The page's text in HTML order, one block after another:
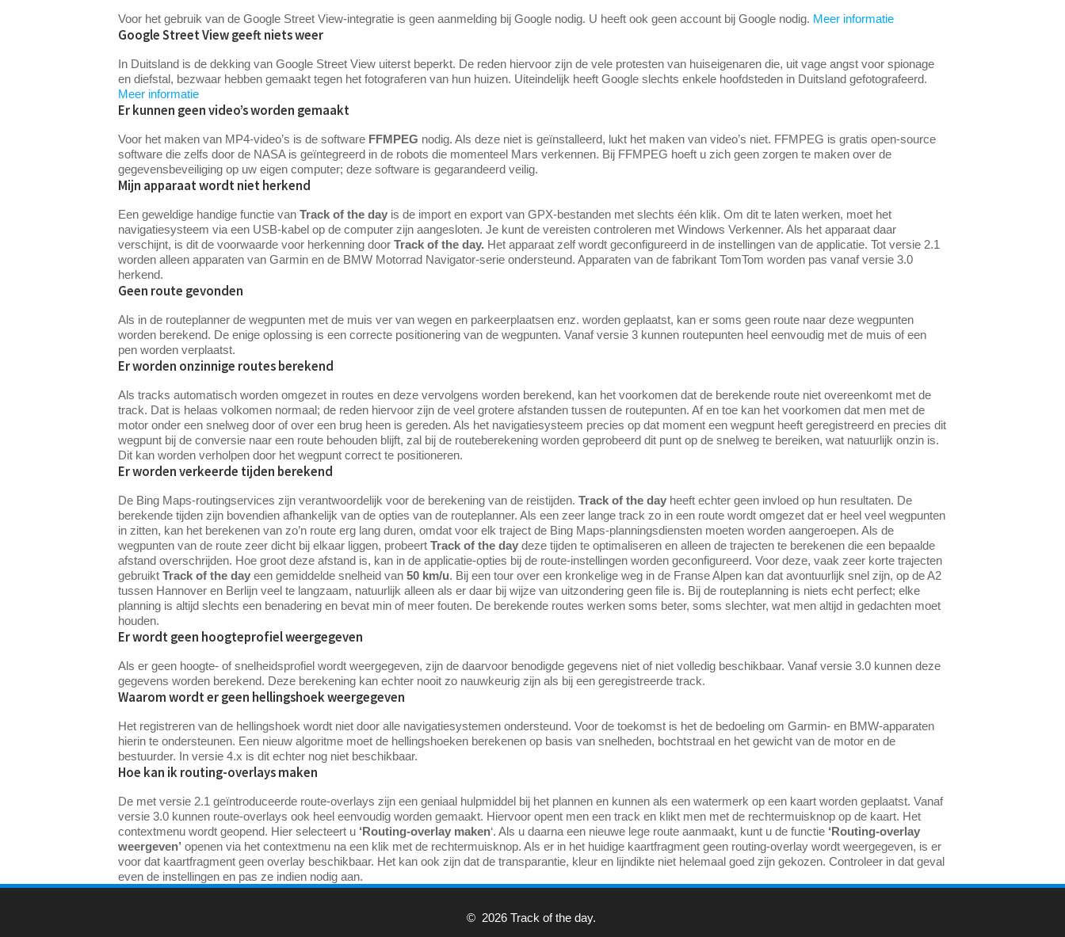
Voor het gebruik van de Google Street View-integratie is geen aanmelding bij Google nodig. U heeft ook geen account bij Google nodig. Meer informatie
Google Street View geeft niets weer
In Duitsland is de dekking van Google Street View uiterst beperkt. De reden hiervoor zijn de vele protesten van huiseigenaren die, uit vage angst voor spionage
en diefstal, bezwaar hebben gemaakt tegen het fotograferen van hun huizen. Uiteindelijk heeft Google slechts enkele hoofdsteden in Duitsland gefotografeerd.
Meer informatie
Er kunnen geen video’s worden gemaakt
Voor het maken van MP4-video’s is de software FFMPEG nodig. Als deze niet is geïnstalleerd, lukt het maken van video’s niet. FFMPEG is gratis open-source
software die zelfs door de NASA is geïntegreerd in de robots die momenteel Mars verkennen. Bij FFMPEG hoeft u zich geen zorgen te maken over de
gegevensbeveiliging op uw eigen computer; deze software is gegarandeerd veilig.
Mijn apparaat wordt niet herkend
Een geweldige handige functie vanTrack of the day is de import en export van GPX-bestanden met slechts één klik. Om dit te laten werken, moet het
navigatiesysteem via een USB-kabel op de computer zijn aangesloten. Je kunt de vereisten controleren met Windows Verkenner. Als het apparaat daar
verschijnt, is dit de voorwaarde voor herkenning doorTrack of the day. Het apparaat zelf wordt geconfigureerd in de instellingen van de applicatie. Tot versie 2.1
worden alleen apparaten van Garmin en de BMW Motorrad Navigator-serie ondersteund. Apparaten van de fabrikant TomTom worden pas vanaf versie 3.0
herkend.
Geen route gevonden
Als in de routeplanner de wegpunten met de muis ver van wegen en parkeerplaatsen enz. worden geplaatst, kan er soms geen route naar deze wegpunten
worden berekend. De enige oplossing is een correcte positionering van de wegpunten. Vanaf versie 3 kunnen routepunten heel eenvoudig met de muis of een
pen worden verplaatst.
Er worden onzinnige routes berekend
Als tracks automatisch worden omgezet in routes en deze vervolgens worden berekend, kan het voorkomen dat de berekende route niet overeenkomt met de
track. Dat is helaas volkomen normaal; de reden hiervoor zijn de veel grotere afstanden tussen de routepunten. Af en toe kan het voorkomen dat men met de
motor onder een snelweg door of over een brug heen is gereden. Als het navigatiesysteem precies op dat moment een wegpunt heeft geregistreerd en precies dit
wegpunt bij de conversie naar een route behouden blijft, zal bij de routeberekening worden geprobeerd dit punt op de snelweg te bereiken, wat natuurlijk onzin is.
Dit kan worden verholpen door het wegpunt correct te positioneren.
Er worden verkeerde tijden berekend
De Bing Maps-routingservices zijn verantwoordelijk voor de berekening van de reistijden.Track of the day heeft echter geen invloed op hun resultaten. De
berekende tijden zijn bovendien afhankelijk van de opties van de routeplanner. Als een zeer lange track zo in een route wordt omgezet dat er heel veel wegpunten
in zitten, kan het berekenen van zo’n route erg lang duren, omdat voor elk traject de Bing Maps-planningsdiensten moeten worden aangeroepen. Als de
wegpunten van de route zeer dicht bij elkaar liggen, probeertTrack of the day deze tijden te optimaliseren en alleen de trajecten te berekenen die een bepaalde
afstand overschrijden. Hoe groot deze afstand is, kan in de applicatie-opties bij de route-instellingen worden geconfigureerd. Voor deze, vaak zeer korte trajecten
gebruiktTrack of the day een gemiddelde snelheid van50 km/u. Bij een tour over een kronkelige weg in de Franse Alpen kan dat avontuurlijk snel zijn, op de A2
tussen Hannover en Berlijn veel te langzaam, natuurlijk alleen als er daar bij wijze van uitzondering geen file is. Bij de routeplanning is niets echt perfect; elke
planning is altijd slechts een benadering en bevat min of meer fouten. De berekende routes werken soms beter, soms slechter, wat men altijd in gedachten moet
houden.
Er wordt geen hoogteprofiel weergegeven
Als er geen hoogte- of snelheidsprofiel wordt weergegeven, zijn de daarvoor benodigde gegevens niet of niet volledig beschikbaar. Vanaf versie 3.0 kunnen deze
gegevens worden berekend. Deze berekening kan echter nooit zo nauwkeurig zijn als bij een geregistreerde track.
Waarom wordt er geen hellingshoek weergegeven
Het registreren van de hellingshoek wordt niet door alle navigatiesystemen ondersteund. Voor de toekomst is het de bedoeling om Garmin- en BMW-apparaten
hierin te ondersteunen. Een nieuw algoritme moet de hellingshoeken berekenen op basis van snelheden, bochtstraal en het gewicht van de motor en de
bestuurder. In versie 4.x is dit echter nog niet beschikbaar.
Hoe kan ik routing-overlays maken
De met versie 2.1 geïntroduceerde route-overlays zijn een geniaal hulpmiddel bij het plannen en kunnen als een watermerk op een kaart worden geplaatst. Vanaf
versie 3.0 kunnen route-overlays ook heel eenvoudig worden gemaakt. Hiervoor opent men een track en klikt men met de rechtermuisknop op de kaart. Het
contextmenu wordt geopend. Hier selecteert u ‘Routing-overlay maken‘. Als u daarna een nieuwe lege route aanmaakt, kunt u de functie ‘Routing-overlay
weergeven’ openen via het contextmenu na een klik met de rechtermuisknop. Als er in het huidige kaartfragment geen routing-overlay wordt weergegeven, is er
voor dat kaartfragment geen overlay beschikbaar. Het kan ook zijn dat de transparantie, kleur en lijndikte niet helemaal goed zijn gekozen. Controleer in dat geval
even de instellingen en pas ze indien nodig aan.
© 2026 Track of the day.